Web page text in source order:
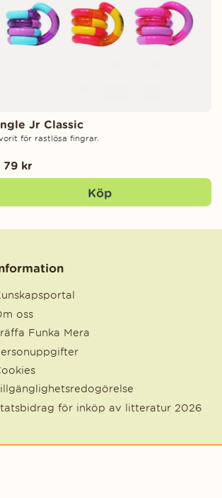
Jr Classic
för rastlösa fingrar.
79 kr
Köp
oss
Funka Mera
för inköp av litteratur 2026